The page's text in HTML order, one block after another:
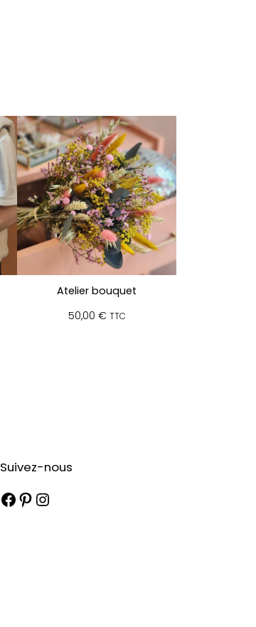
Atelier bouquet
50,00 € TTC
Suivez-nous
Facebook Pinterest Instagram